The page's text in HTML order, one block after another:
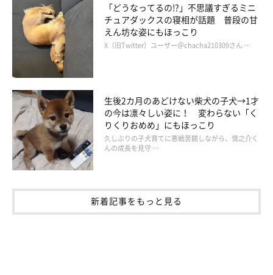
ロロくんと次男くん、気になる関係性は？
「どうなってるの!?」不思議すぎるミニ
チュアダックスの寝相が話題 普段の甘
えん坊な姿にもほっこり
X（旧Twitter）ユーザー＠chacha210309さん …
生後2カ月のあどけない柴犬の子犬→1才
の今は凛々しい姿に！ 変わらない「く
りくりおめめ」にもほっこり
久しぶりの子犬育てに悪戦苦闘しながら、慎之介く
んの成長を見守 …
新着記事をもっと見る